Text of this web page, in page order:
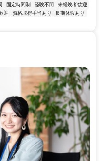
固定時間制 経験不問
未経験者歓迎
迎 資格取得手当あり
長期休暇あり